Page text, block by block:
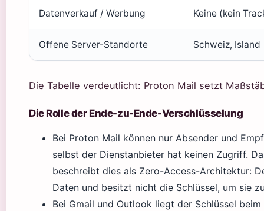
Datenverkauf / Werbung Keine (kein
Offene Server-Standorte Schweiz, Island
Die Tabelle verdeutlicht: Proton Mail setzt
Die Rolle der Ende-zu-Ende-Verschlüsselung
Bei Proton Mail können nur Absender und
selbst der Dienstanbieter hat keinen Zugriff.
beschreibt dies als Zero-Access-Architektur:
Daten und besitzt nicht die Schlüssel, um sie
Bei Gmail und Outlook liegt der Schlüssel